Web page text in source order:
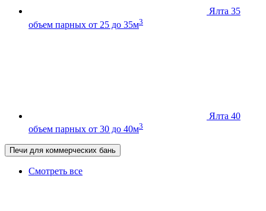
Ялта 35
объем парных от 25 до 35м3
Ялта 40
объем парных от 30 до 40м3
Печи для коммерческих бань
Смотреть все